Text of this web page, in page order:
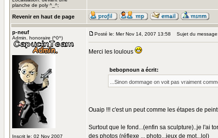
planche de poly ^_^;
Revenir en haut de page
p-neuf
Admin. honoraire (^0^)
Inscrit le: 02 Nov 2007
Posté le: Mer Nov 14, 2007 13:58 Sujet du
Merci les loulous
bebopnoun a écrit:
...Sinon dommage on voit pas vraiment
Ouaip !!! c'est un peut comme les étapes de
Surtout que le fond...(enfin sa sculpture)..je l'ai
des photos (réflexe ... photo...jeux de mot...lol)